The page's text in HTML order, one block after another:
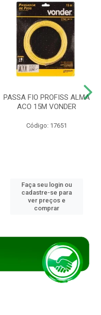
PASSA FIO PROFISS ALMA
ACO 15M VONDER
Código: 17651
Faça seu login ou
cadastre-se para
ver preços e
comprar